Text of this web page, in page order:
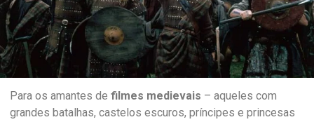
Para os amantes de filmes medievais – aqueles com
grandes batalhas, castelos escuros, príncipes e princesas